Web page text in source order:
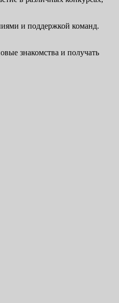
и поддержкой команд.
знакомства и получать